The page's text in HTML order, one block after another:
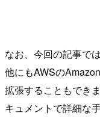
なお、今回の記事で
他にもAWSの
拡張することもでき
キュメントで詳細な